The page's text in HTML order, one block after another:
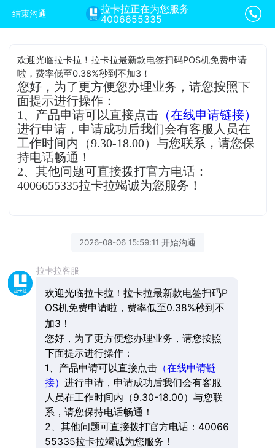
结束沟通
拉卡拉正在为您服务
4006655335
欢迎光临拉卡拉！拉卡拉最新款电签扫码POS机免费申请
啦，费率低至0.38%秒到不加3！
您好，为了更方便您办理业务，请您按照下
面提示进行操作：
1、产品申请可以直接点击 （在线申请链接）
进行申请，申请成功后我们会有客服人员在
工作时间内（9.30-18.00）与您联系，请您保
持电话畅通！
2、其他问题可直接拨打官方电话：
4006655335拉卡拉竭诚为您服务！
2026-08-06 15:59:11 开始沟通
拉卡拉客服
欢迎光临拉卡拉！拉卡拉最新款电签扫码P
OS机免费申请啦，费率低至0.38%秒到不
加3！
您好，为了更方便您办理业务，请您按照
下面提示进行操作：
1、产品申请可以直接点击（在线申请链
接） 进行申请，申请成功后我们会有客服
人员在工作时间内（9.30-18.00）与您联
系，请您保持电话畅通！
2、其他问题可直接拨打官方电话：40066
55335拉卡拉竭诚为您服务！